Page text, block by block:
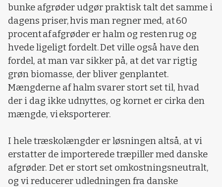
bunke afgrøder udgør praktisk talt det samme i
dagens priser, hvis man regner med, at 60
procent af afgrøder er halm og resten rug og
hvede ligeligt fordelt. Det ville også have den
fordel, at man var sikker på, at det var rigtig
grøn biomasse, der bliver genplantet.
Mængderne af halm svarer stort set til, hvad
der i dag ikke udnyttes, og kornet er cirka den
mængde, vi eksporterer.
I hele træskolængder er løsningen altså, at vi
erstatter de importerede træpiller med danske
afgrøder. Det er stort set omkostningsneutralt,
og vi reducerer udledningen fra danske